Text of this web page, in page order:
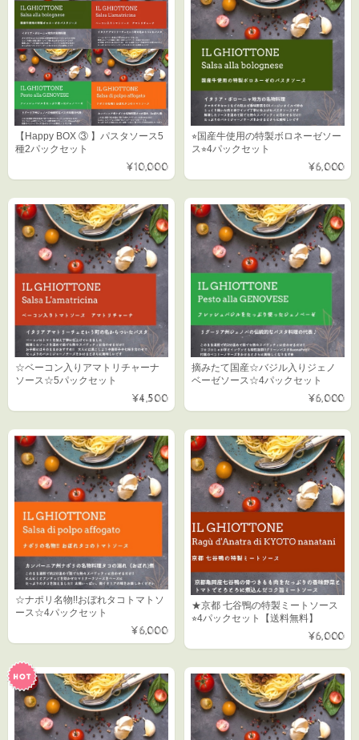
【Happy BOX ③ 】パスタソース5
種2パックセット
¥10,000
⭐︎国産牛使用の特製ボロネーゼソー
ス⭐︎4パックセット
¥6,000
☆ベーコン入りアマトリチャーナ
ソース☆5パックセット
¥4,500
摘みたて国産☆バジル入りジェノ
ベーゼソース☆4パックセット
¥6,000
☆ナポリ名物!!おぼれタコトマトソ
ース☆4パックセット
¥6,000
★京都 七谷鴨の特製ミートソース
⭐︎4パックセット【送料無料】
¥6,000